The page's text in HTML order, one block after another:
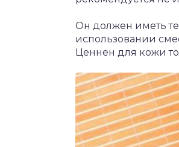
Он должен иметь
использовании
Ценнен для кожи